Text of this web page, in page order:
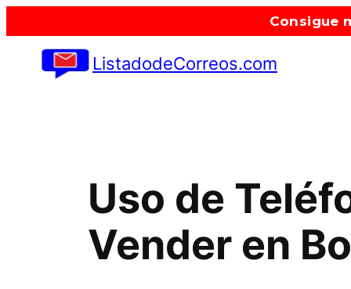
al
contenido
Consigue
ListadodeCorreos.com
Uso de
Vender en